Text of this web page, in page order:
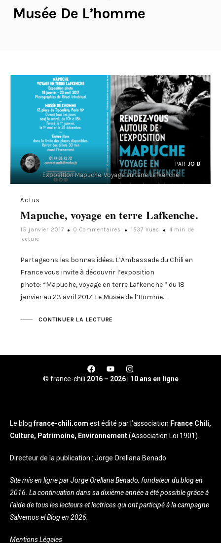
Musée De L’homme
Exposition Mapuche. Voyage en terre Lafkenche
PAR JO B
Actus
Mapuche, voyage en terre Lafkenche.
15 janvier 2017 0 Commentaires 1537 Vues
4 min de
lecture
Partageons les bonnes idées. L’Ambassade du Chili en
France vous invite à découvrir l’exposition
photo: “Mapuche, voyage en terre Lafkenche ” du 18
janvier au 23 avril 2017. Le Musée de l’Homme…
CONTINUER LA LECTURE
© france-chili 2016 – 2026 | 10 ans en ligne
Le blogfrance-chili.com est édité par l’association France Chili,
Culture, Patrimoine, Environnement(Association Loi 1901).
Directeur de la publication : Jorge Orellana Benado
Site mis en ligne par Jorge Orellana Benado, fondateur du blog en
2016. La continuation dans sa dixième année a été possible grâce à
l’aide de tous les lecteurs et lectrices qui ont participé à la campagne
Salvemos el Blog en 2026.
Mentions Légales